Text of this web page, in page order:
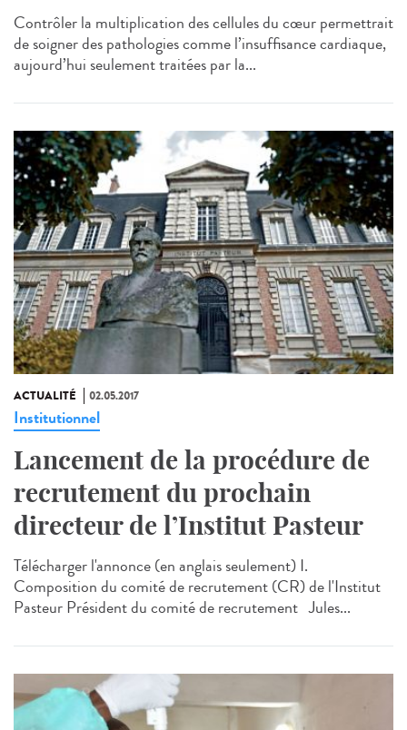
Contrôler la multiplication des cellules du cœur permettrait
de soigner des pathologies comme l’insuffisance cardiaque,
aujourd’hui seulement traitées par la...
ACTUALITÉ 02.05.2017
Institutionnel
Lancement de la procédure de
recrutement du prochain
directeur de l’Institut Pasteur
Télécharger l'annonce (en anglais seulement) I.
Composition du comité de recrutement (CR) de l'Institut
Pasteur Président du comité de recrutement Jules...